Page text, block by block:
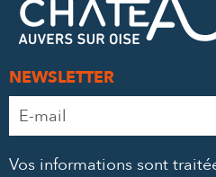
NEWSLETTER
Adresse
e-
Vos informations sont